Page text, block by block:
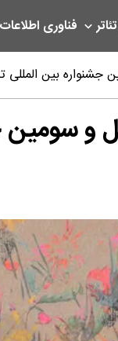
فناوری اطلاعات
بین المللی